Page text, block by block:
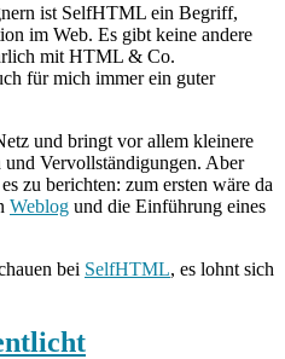
ist SelfHTML ein Begriff,
im Web. Es gibt keine andere
mit HTML & Co.
für mich immer ein guter
und bringt vor allem kleinere
Vervollständigungen. Aber
zu berichten: zum ersten wäre da
Weblog und die Einführung eines
bei SelfHTML, es lohnt sich